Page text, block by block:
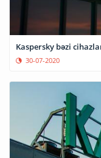
Kaspersky bəzi
30-07-2020